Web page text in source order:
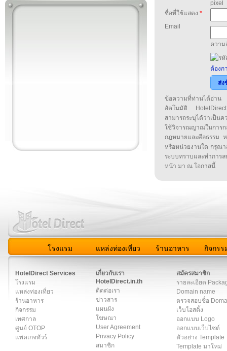
pixel
ชื่อที่ใช้แสดง *
Email
ความ
ต้องก
ส่ง
ข้อความที่ท่านได้อ่าน
อัตโนมัติ
สามารถระบุได้ว่าเป็น
ใช้วิจารณญาณในกา
กฎหมายและศีลธรรม
หรือหน่วยงานใด กรุณา
ระบบทราบและทำกา
หน้า มา ณ โอกาสนี้
โรงแรม แหล่งท่องเที่ยว ร้านอาหาร กิจกรร
HotelDirect Services
โรงแรม
แหล่งท่องเที่ยว
ร้านอาหาร
กิจกรรม
เทศกาล
ศูนย์ OTOP
แพคเกจทัวร์
เกี่ยวกับเรา
HotelDirect.in.th
ติดต่อเรา
ข่าวสาร
แผนผัง
โฆษณา
User Agreement
Privacy Policy
สมาชิก
สมัครสมาชิก
รายละเอียด
Domain name
ตรวจสอบชื่อ
เว็บโฮสติ้ง
ออกแบบ Logo
ออกแบบเว็บไซต์
ตัวอย่าง Template
Template มาใหม่